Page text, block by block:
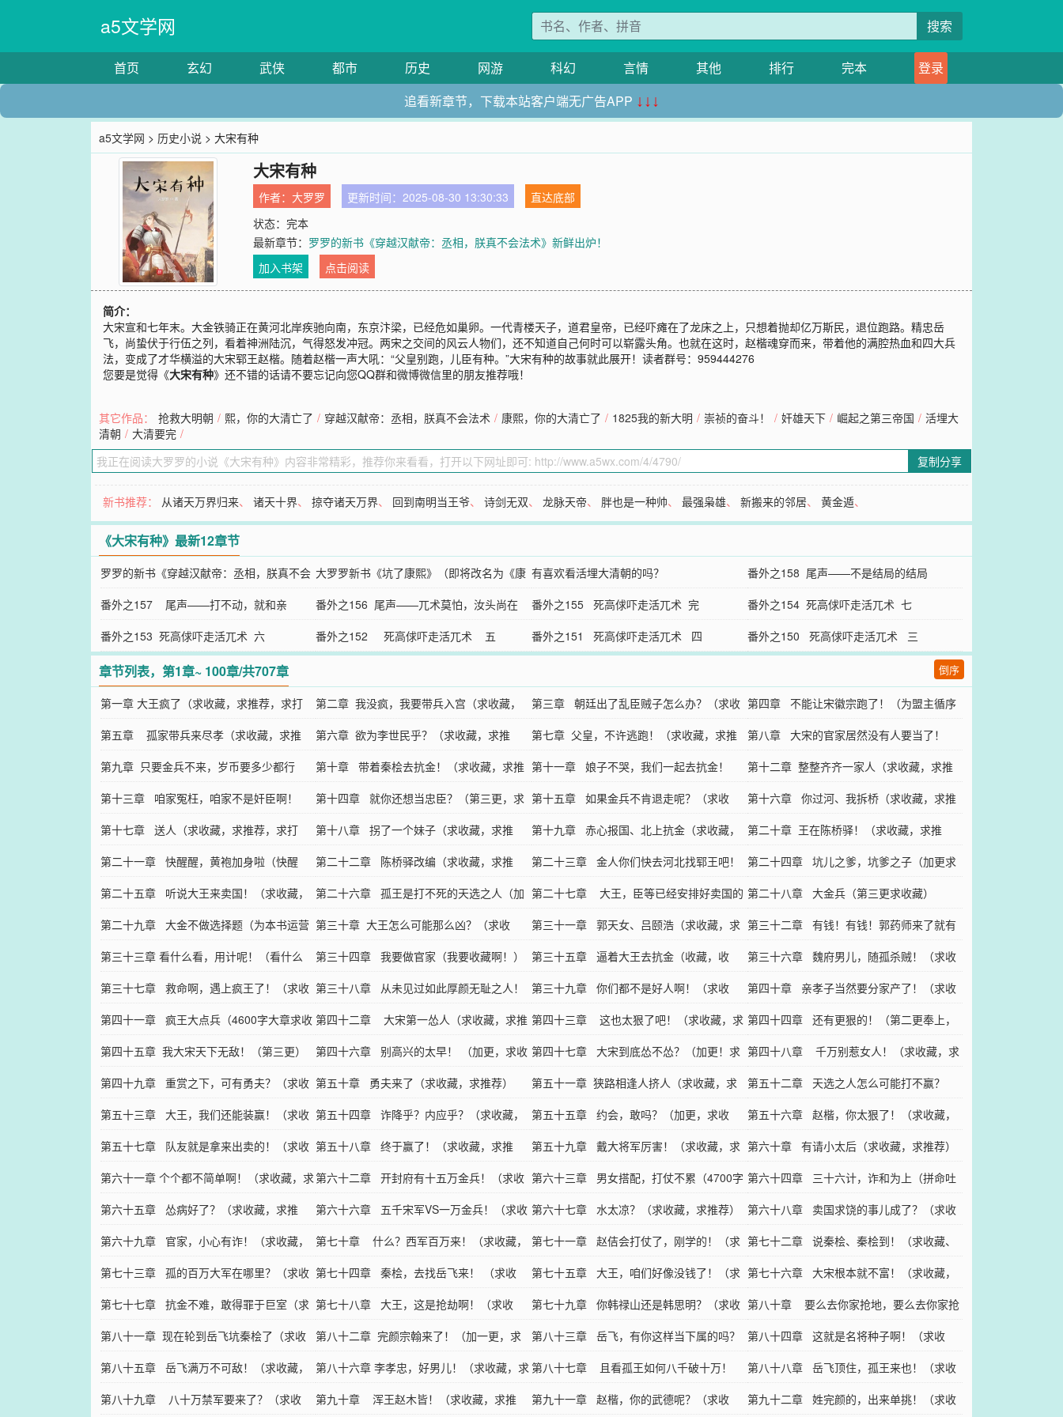
a5文学网 搜索
首页 玄幻 武侠 都市 历史 网游 科幻 言情 其他 排行 完本
登录
追看新章节，下载本站客户端无广告APP ↓↓↓
a5文学网 > 历史小说 > 大宋有种
大宋有种
作者： 大罗罗 更新时间：2025-08-30 13:30:33
直达底部
状态：完本
最新章节： 罗罗的新书《穿越汉献帝：丞相，朕真不会法术》新鲜出炉！
加入书架
点击阅读
简介：
大宋宣和七年末。大金铁骑正在黄河北岸疾驰向南，东京汴梁，已经危如巢卵。一代青楼天子，道君皇帝，已经吓瘫在了龙床之上，只想着抛却亿万斯民，退位跑路。精忠岳
飞，尚蛰伏于行伍之列，看着神洲陆沉，气得怒发冲冠。两宋之交间的风云人物们，还不知道自己何时可以崭露头角。也就在这时，赵楷魂穿而来，带着他的满腔热血和四大兵
法，变成了才华横溢的大宋郓王赵楷。随着赵楷一声大吼：“父皇别跑，儿臣有种。”大宋有种的故事就此展开！读者群号：959444276
您要是觉得《大宋有种》还不错的话请不要忘记向您QQ群和微博微信里的朋友推荐哦！
其它作品： 抢救大明朝 / 熙，你的大清亡了 / 穿越汉献帝：丞相，朕真不会法术 / 康熙，你的大清亡了 / 1825我的新大明 / 崇祯的奋斗！ / 奸雄天下 / 崛起之第三帝国 / 活埋大
清朝 / 大清要完 /
复制分享
新书推荐： 从诸天万界归来、诸天十界、掠夺诸天万界、 回到南明当王爷、诗剑无双、龙脉天帝、 胖也是一种帅、最强枭雄、新搬来的邻居、黄金遁、
《大宋有种》最新12章节
罗罗的新书《穿越汉献帝：丞相，朕真不会
法术》新鲜出炉！
大罗罗新书《坑了康熙》（即将改名为《康
熙，你的大清亡了》）上传啦！
有喜欢看活埋大清朝的吗？
番外之158 尾声——不是结局的结局
番外之157 尾声——打不动，就和亲
番外之156 尾声——兀术莫怕，汝头尚在 番外之155 死高俅吓走活兀术 完
番外之154 死高俅吓走活兀术 七
番外之153 死高俅吓走活兀术 六
番外之152 死高俅吓走活兀术 五 番外之151 死高俅吓走活兀术 四 番外之150 死高俅吓走活兀术 三
章节列表，第1章~ 100章/共707章 倒序
第一章 大王疯了（求收藏，求推荐，求打
赏）
第二章 我没疯，我要带兵入宫（求收藏，
求推荐，求打赏）
第三章 朝廷出了乱臣贼子怎么办？（求收
藏，求推荐，求打赏）
第四章 不能让宋徽宗跑了！（为盟主循序
渐进加更）
第五章 孤家带兵来尽孝（求收藏，求推
荐，求打赏）
第六章 欲为李世民乎？（求收藏，求推
荐，求打赏）
第七章 父皇，不许逃跑！（求收藏，求推
荐，求打赏）
第八章 大宋的官家居然没有人要当了！
（求收藏，求推荐）
第九章 只要金兵不来，岁币要多少都行
（加更，求收藏，求推荐，求打赏）
第十章 带着秦桧去抗金！（求收藏，求推
荐，求打赏）
第十一章 娘子不哭，我们一起去抗金！
（求收藏，求推荐，求打赏）
第十二章 整整齐齐一家人（求收藏，求推
荐，求打赏）
第十三章 咱家冤枉，咱家不是奸臣啊！
（加更，加更，求收藏）
第十四章 就你还想当忠臣？（第三更，求
收藏）
第十五章 如果金兵不肯退走呢？（求收
藏，求推荐，求打赏）
第十六章 你过河、我拆桥（求收藏，求推
荐，求打赏）
第十七章 送人（求收藏，求推荐，求打
赏）
第十八章 拐了一个妹子（求收藏，求推
荐，求打赏）
第十九章 赤心报国、北上抗金（求收藏，
求推荐，求打赏）
第二十章 王在陈桥驿！（求收藏，求推
荐，求打赏）
第二十一章 快醒醒，黄袍加身啦（快醒
醒，来收藏啦！）
第二十二章 陈桥驿改编（求收藏，求推
荐，求打赏）
第二十三章 金人你们快去河北找郓王吧！
（求收藏，求推荐，求打赏）
第二十四章 坑儿之爹，坑爹之子（加更求
收藏！）
第二十五章 听说大王来卖国！（求收藏，
求推荐，求打赏）
第二十六章 孤王是打不死的天选之人（加
更求收藏、求推荐、求打赏）
第二十七章 大王，臣等已经安排好卖国的
路子了（第二更求收藏）
第二十八章 大金兵（第三更求收藏）
第二十九章 大金不做选择题（为本书运营
官龙翔升腾大婚贺）
第三十章 大王怎么可能那么凶？（求收
藏，求推荐，求打赏）
第三十一章 郭天女、吕颐浩（求收藏，求
推荐，求打赏）
第三十二章 有钱！有钱！郭药师来了就有
钱！（收藏收藏，我要收藏！）
第三十三章 看什么看，用计呢！（看什么
看？收藏呢？）
第三十四章 我要做官家（我要收藏啊！）
第三十五章 逼着大王去抗金（收藏，收
藏，推荐，推荐）
第三十六章 魏府男儿，随孤杀贼！（求收
藏，求推荐）
第三十七章 救命啊，遇上疯王了！（求收
藏，求推荐）
第三十八章 从未见过如此厚颜无耻之人！
（求收藏，求推荐）
第三十九章 你们都不是好人啊！（求收
藏，求推荐）
第四十章 亲孝子当然要分家产了！（求收
藏，求推荐）
第四十一章 疯王大点兵（4600字大章求收
藏啦！）
第四十二章 大宋第一怂人（求收藏，求推
荐）
第四十三章 这也太狠了吧！（求收藏，求
推荐）
第四十四章 还有更狠的！（第二更奉上，
求推荐）
第四十五章 我大宋天下无敌！（第三更）
第四十六章 别高兴的太早！ （加更，求收
藏，求推荐）
第四十七章 大宋到底怂不怂？（加更！求
收藏，求推荐）
第四十八章 千万别惹女人！（求收藏，求
推荐）
第四十九章 重赏之下，可有勇夫？（求收
藏）
第五十章 勇夫来了（求收藏，求推荐）
第五十一章 狭路相逢人挤人（求收藏，求
推荐）
第五十二章 天选之人怎么可能打不赢？
（加更，求收藏，求推荐）
第五十三章 大王，我们还能装赢！（求收
藏，求推荐）
第五十四章 诈降乎？内应乎？（求收藏，
求推荐）
第五十五章 约会，敢吗？（加更，求收
藏，求推荐）
第五十六章 赵楷，你太狠了！（求收藏，
求推荐）
第五十七章 队友就是拿来出卖的！（求收
藏，求推荐）
第五十八章 终于赢了！（求收藏，求推
荐）
第五十九章 戴大将军厉害！（求收藏，求
推荐）
第六十章 有请小太后（求收藏，求推荐）
第六十一章 个个都不简单啊！（求收藏，求
推荐）
第六十二章 开封府有十五万金兵！（求收
藏，求推荐）
第六十三章 男女搭配，打仗不累（4700字
大章狂求收藏，求推荐）
第六十四章 三十六计，诈和为上（拼命吐
血加更求收藏，求推荐！）
第六十五章 怂病好了？（求收藏，求推
荐）
第六十六章 五千宋军VS一万金兵！（求收
藏，求推荐）
第六十七章 水太凉？（求收藏，求推荐）
第六十八章 卖国求饶的事儿成了？（求收
藏，求推荐）
第六十九章 官家，小心有诈！（求收藏，
求推荐）
第七十章 什么？西军百万来！（求收藏，
求推荐）
第七十一章 赵佶会打仗了，刚学的！（求
推荐，求收藏）
第七十二章 说秦桧、秦桧到！（求收藏、
求推荐）
第七十三章 孤的百万大军在哪里？（求收
藏，求推荐）
第七十四章 秦桧，去找岳飞来！ （求收
藏，求推荐）
第七十五章 大王，咱们好像没钱了！（求
推荐，求收藏）
第七十六章 大宋根本就不富！（求收藏，
求推荐）
第七十七章 抗金不难，敢得罪于巨室（求
收藏，求推荐）
第七十八章 大王，这是抢劫啊！（求收
藏，求推荐）
第七十九章 你韩禄山还是韩思明？（求收
藏，求推荐）
第八十章 要么去你家抢地，要么去你家抢
人！（求收藏，求推荐）
第八十一章 现在轮到岳飞坑秦桧了（求收
藏，求推荐）
第八十二章 完颜宗翰来了！（加一更，求
收藏，求推荐）
第八十三章 岳飞，有你这样当下属的吗？
（求收藏，求推荐）
第八十四章 这就是名将种子啊！（求收
藏，求推荐）
第八十五章 岳飞满万不可敌！（求收藏，
求推荐）
第八十六章 李孝忠，好男儿！（求收藏，求
推荐）
第八十七章 且看孤王如何八千破十万！
（求收藏，求推荐）
第八十八章 岳飞顶住，孤王来也！（求收
藏，求推荐）
第八十九章 八十万禁军要来了？（求收 第九十章 浑王赵木皆！（求收藏，求推 第九十一章 赵楷，你的武德呢？（求收 第九十二章 姓完颜的，出来单挑！（求收